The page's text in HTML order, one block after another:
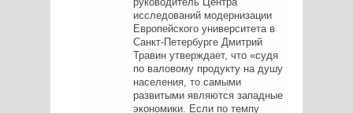
исследований модернизации
Европейского университета в
Санкт-Петербурге Дмитрий
Травин утверждает, что «судя
по валовому продукту на душу
населения, то самыми
развитыми являются западные
экономики. Если по темпу